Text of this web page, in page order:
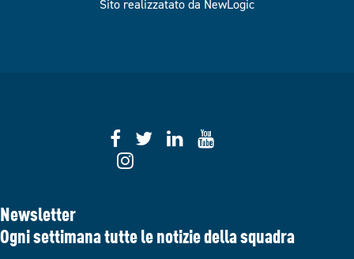
Sito realizzatato da NewLogic
Newsletter
Ogni settimana tutte le notizie della squadra